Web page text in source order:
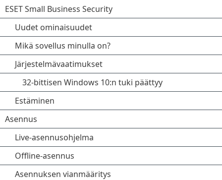
ESET Small Business Security
Uudet ominaisuudet
Mikä sovellus minulla on?
Järjestelmävaatimukset
32-bittisen Windows 10:n tuki päättyy
Estäminen
Asennus
Live-asennusohjelma
Offline-asennus
Asennuksen vianmääritys